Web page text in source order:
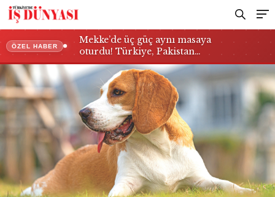
ÖZEL HABER
Mekke’de üç güç aynı masaya
oturdu! Türkiye, Pakistan…